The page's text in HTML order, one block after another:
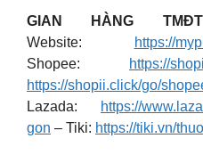
GIAN HÀNG
Website:
https://
Shopee:
https://
https://shopii.click/go/
Lazada:
https://
gon – Tiki: https://tiki.vn/